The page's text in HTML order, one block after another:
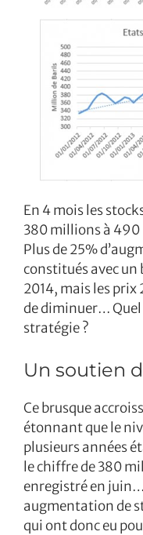
En 4 mois les
380 millions à
Plus de 25%
constitués avec un
2014, mais les prix
de diminuer… Quel
stratégie ?
Un soutien
Ce brusque
étonnant que le
plusieurs années
le chiffre de 380
enregistré en
augmentation de
qui ont donc eu